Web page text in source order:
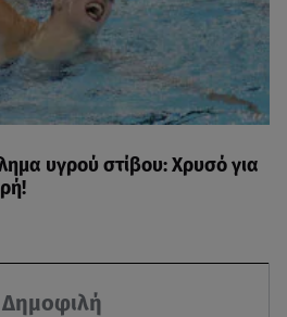
Δημοφιλή
υγρού στίβου: Χρυσό για